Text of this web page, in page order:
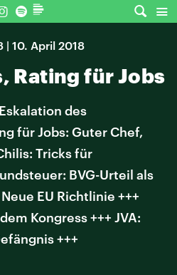
| 10. April 2018
Rating für Jobs
des
für Jobs: Guter Chef,
Tricks für
BVG-Urteil als
EU Richtlinie +++
Kongress +++ JVA:
+++